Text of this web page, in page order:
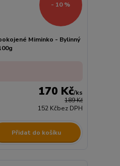
- 10 %
Miminko - Bylinný
189 Kč
170 Kč/ks
152 Kčbez DPH
Přidat do košíku